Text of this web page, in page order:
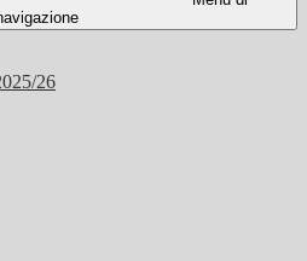
26